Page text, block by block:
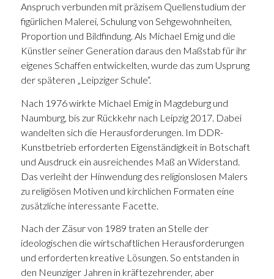
Anspruch verbunden mit präzisem Quellenstudium der
figürlichen Malerei, Schulung von Sehgewohnheiten,
Proportion und Bildfindung. Als Michael Emig und die
Künstler seiner Generation daraus den Maßstab für ihr
eigenes Schaffen entwickelten, wurde das zum Usprung
der späteren „Leipziger Schule“.
Nach 1976 wirkte Michael Emig in Magdeburg und
Naumburg, bis zur Rückkehr nach Leipzig 2017. Dabei
wandelten sich die Herausforderungen. Im DDR-
Kunstbetrieb erforderten Eigenständigkeit in Botschaft
und Ausdruck ein ausreichendes Maß an Widerstand.
Das verleiht der Hinwendung des religionslosen Malers
zu religiösen Motiven und kirchlichen Formaten eine
zusätzliche interessante Facette.
Nach der Zäsur von 1989 traten an Stelle der
ideologischen die wirtschaftlichen Herausforderungen
und erforderten kreative Lösungen. So entstanden in
den Neunziger Jahren in kräftezehrender, aber